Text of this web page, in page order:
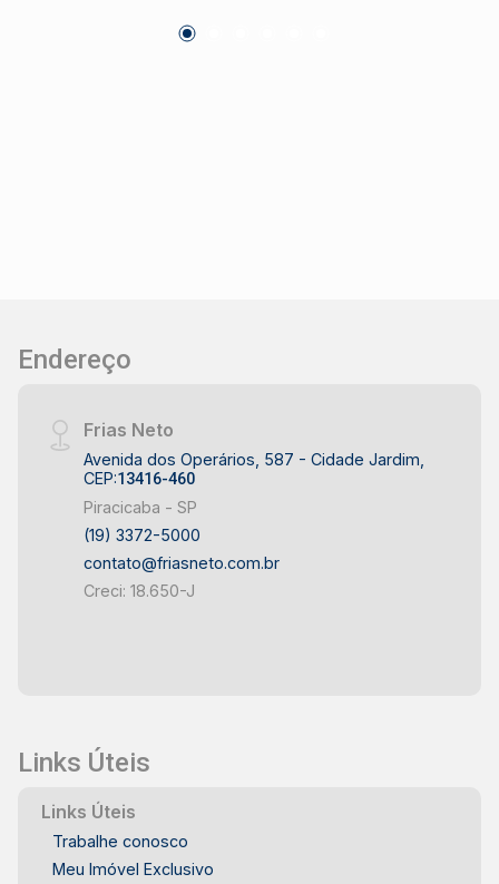
Endereço
Frias Neto
Avenida dos Operários, 587 - Cidade Jardim,
CEP:13416-460
Piracicaba - SP
(19) 3372-5000
contato@friasneto.com.br
Creci: 18.650-J
Links Úteis
Links Úteis
Trabalhe conosco
Meu Imóvel Exclusivo